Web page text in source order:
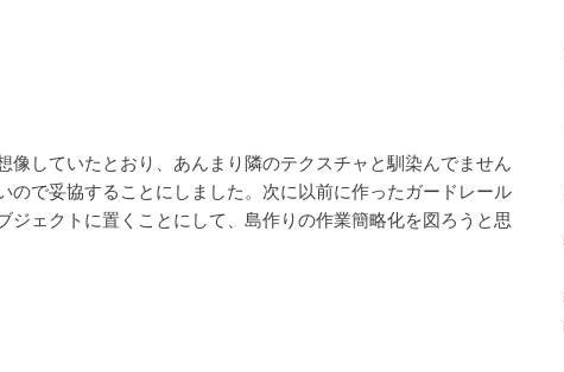
していたとおり、あんまり隣のテクスチャと馴染んでません
ので妥協することにしました。次に以前に作ったガードレール
ジェクトに置くことにして、島作りの作業簡略化を図ろうと思